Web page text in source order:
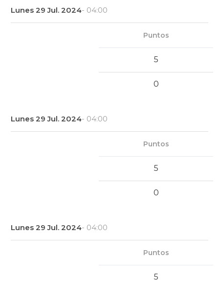
Lunes 29 Jul. 2024- 04:00
Puntos
5
0
Lunes 29 Jul. 2024- 04:00
Puntos
5
0
Lunes 29 Jul. 2024- 04:00
Puntos
5